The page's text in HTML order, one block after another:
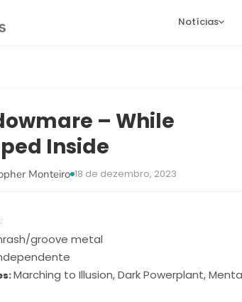
Notícias
– While
Inside
Monteiro 18 de dezembro, 2023
groove metal
Marching to Illusion, Dark Powerplant,